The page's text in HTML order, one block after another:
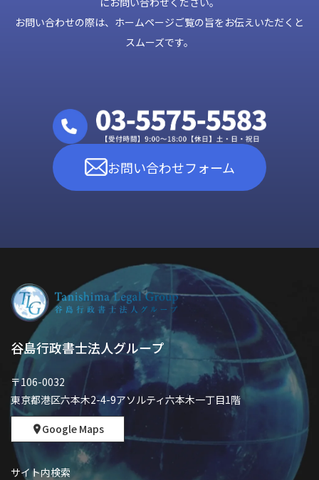
お問い合わせの際は、ホームページご覧の旨をお伝えいただくと
スムーズです。
お問い合わせフォーム
谷島行政書士法人グループ
〒106-0032
東京都港区六本木2-4-9アソルティ六本木一丁目1階
Google Maps
サイト内検索